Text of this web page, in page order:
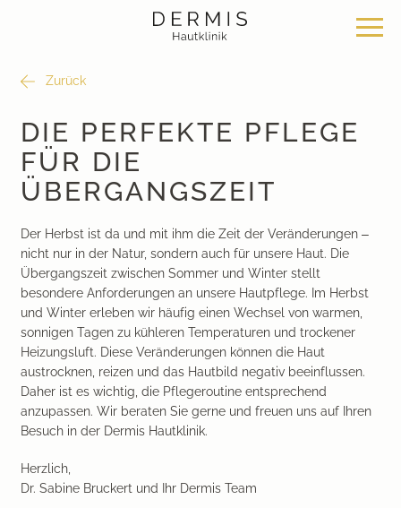
Zurück
DIE PERFEKTE PFLEGE
FÜR DIE
ÜBERGANGSZEIT
Der Herbst ist da und mit ihm die Zeit der Veränderungen –
nicht nur in der Natur, sondern auch für unsere Haut. Die
Übergangszeit zwischen Sommer und Winter stellt
besondere Anforderungen an unsere Hautpflege. Im Herbst
und Winter erleben wir häufig einen Wechsel von warmen,
sonnigen Tagen zu kühleren Temperaturen und trockener
Heizungsluft. Diese Veränderungen können die Haut
austrocknen, reizen und das Hautbild negativ beeinflussen.
Daher ist es wichtig, die Pflegeroutine entsprechend
anzupassen. Wir beraten Sie gerne und freuen uns auf Ihren
Besuch in der Dermis Hautklinik.
Herzlich,
Dr. Sabine Bruckert und Ihr Dermis Team
Dermatochirurgie
Ästhetische Dermatologie
Ästhetische Chirurgie
Medizinische Kosmetik
Lasertherapie
Infusionstherapien
Hautklinik Zürich Seefeld
Hautklinik Zürich Bachenbülach
Hautklinik Bad Ragaz
Hautklinik Davos
Medical Beauty Zürich Bülach
Philosophie
Team
Bei uns arbeiten